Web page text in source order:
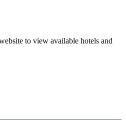
to view available hotels and